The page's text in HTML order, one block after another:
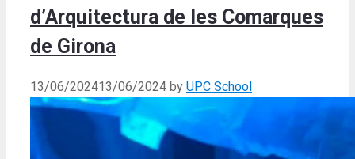
d’Arquitectura de les Comarques
de Girona
13/06/202413/06/2024 by UPC School